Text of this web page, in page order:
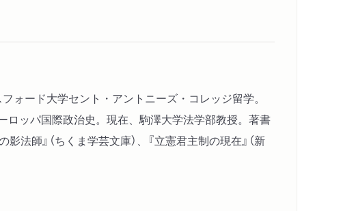
大分裂から統合へ
政党の修辞化と組織化
ォード大学セント・アントニーズ・コレッジ留学。
ロッパ国際政治史。現在、駒澤大学法学部教授。著書
法師』（ちくま学芸文庫）、『立憲君主制の現在』（新